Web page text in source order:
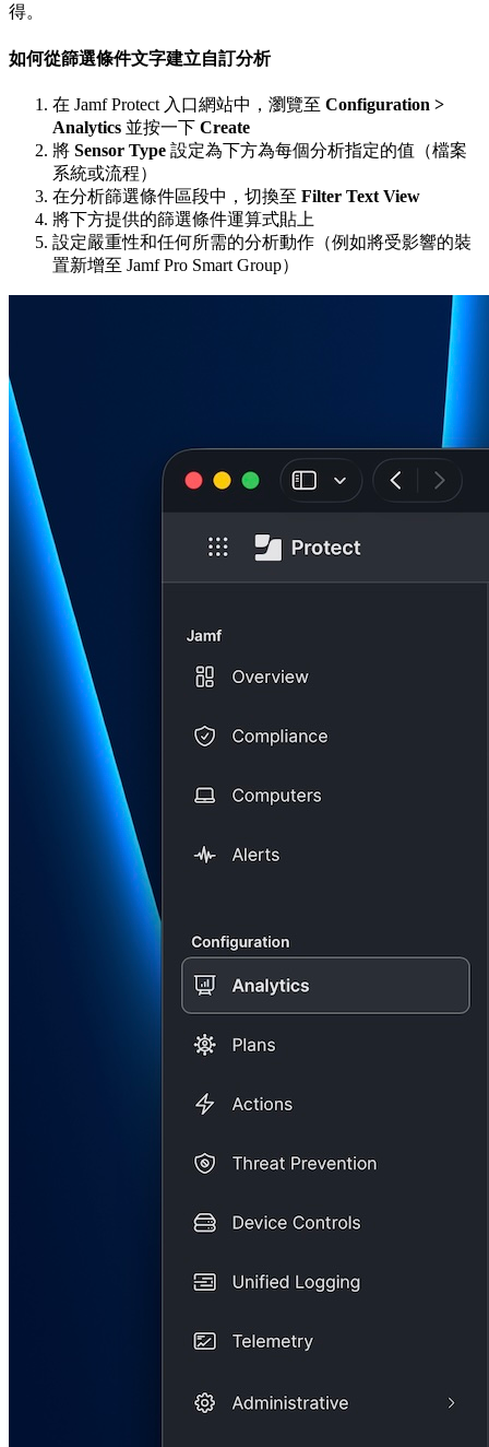
得。
如何從篩選條件文字建立自訂分析
在 Jamf Protect 入口網站中，瀏覽至 Configuration >
Analytics 並按一下 Create
將 Sensor Type 設定為下方為每個分析指定的值（檔案
系統或流程）
在分析篩選條件區段中，切換至 Filter Text View
將下方提供的篩選條件運算式貼上
設定嚴重性和任何所需的分析動作（例如將受影響的裝
置新增至 Jamf Pro Smart Group）